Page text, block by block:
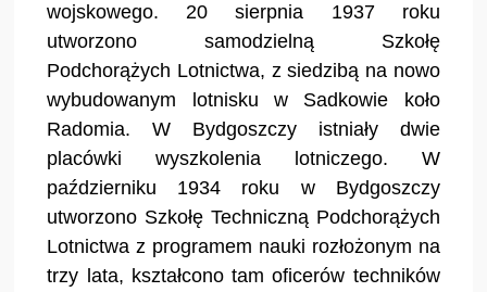
wojskowego. 20 sierpnia 1937 roku
utworzono samodzielną Szkołę
Podchorążych Lotnictwa, z siedzibą na nowo
wybudowanym lotnisku w Sadkowie koło
Radomia. W Bydgoszczy istniały dwie
placówki wyszkolenia lotniczego. W
październiku 1934 roku w Bydgoszczy
utworzono Szkołę Techniczną Podchorążych
Lotnictwa z programem nauki rozłożonym na
trzy lata, kształcono tam oficerów techników